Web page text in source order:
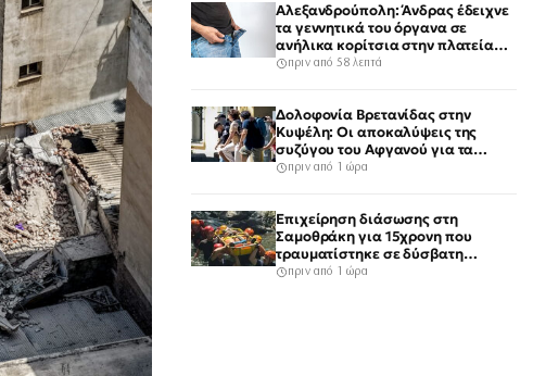
Αλεξανδρούπολη: Άνδρας έδειχνε
τα γεννητικά του όργανα σε
ανήλικα κορίτσια στην πλατεία
του χωριού Άβαντας
πριν από 58 λεπτά
Δολοφονία Βρετανίδας στην
Κυψέλη: Οι αποκαλύψεις της
συζύγου του Αφγανού για τα
μηνύματα και το ταξίδι στην
πριν από 1 ώρα
Επιχείρηση διάσωσης στη
Σαμοθράκη για 15χρονη που
τραυματίστηκε σε δύσβατη
περιοχή
πριν από 1 ώρα